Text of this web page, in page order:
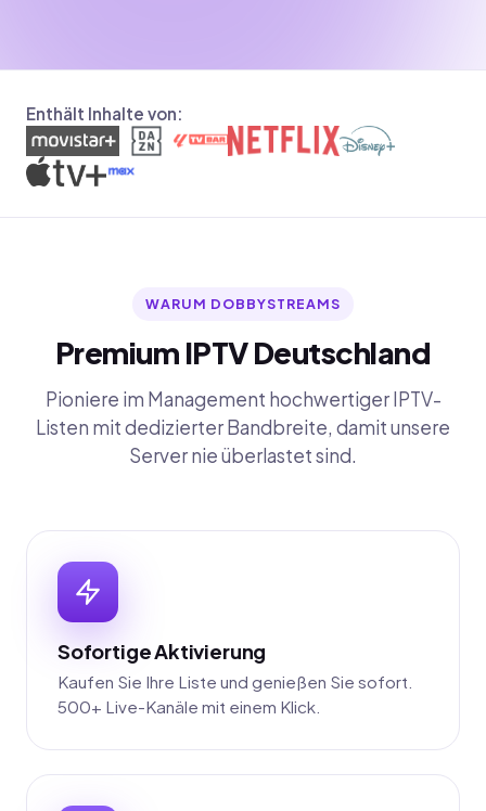
Enthält Inhalte von:
WARUM DOBBYSTREAMS
Premium IPTV Deutschland
Pioniere im Management hochwertiger IPTV-
Listen mit dedizierter Bandbreite, damit unsere
Server nie überlastet sind.
Sofortige Aktivierung
Kaufen Sie Ihre Liste und genießen Sie sofort.
500+ Live-Kanäle mit einem Klick.